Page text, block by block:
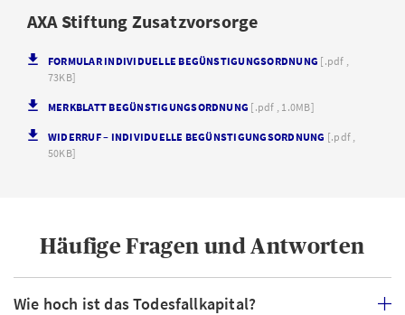
AXA Stiftung Zusatzvorsorge
FORMULAR INDIVIDUELLE BEGÜNSTIGUNGSORDNUNG [.pdf ,
73KB]
MERKBLATT BEGÜNSTIGUNGSORDNUNG [.pdf , 1.0MB]
WIDERRUF – INDIVIDUELLE BEGÜNSTIGUNGSORDNUNG [.pdf ,
50KB]
Häufige Fragen und Antworten
Wie hoch ist das Todesfallkapital?